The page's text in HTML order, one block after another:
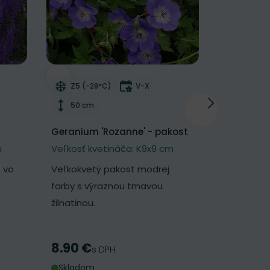
vo
Odober do zoznamu želaní
Mrazuvzdornosť
Z5 (-28°C) Doba kvitnutia
V-X
Výška rastliny
50 cm
Geranium 'Rozanne' - pakost
Veľkosť kvetináča: K9x9 cm
Veľkokvetý pakost modrej
farby s výraznou tmavou
žilnatinou.
Cena
8.90 €s DPH
Skladom